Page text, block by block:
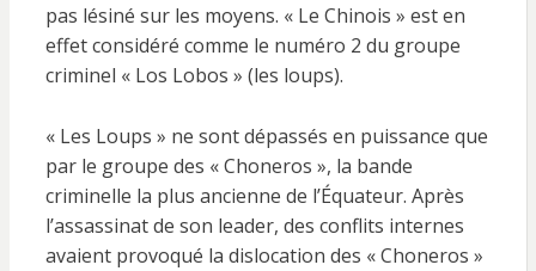
pas lésiné sur les moyens. « Le Chinois » est en
effet considéré comme le numéro 2 du groupe
criminel « Los Lobos » (les loups).
« Les Loups » ne sont dépassés en puissance que
par le groupe des « Choneros », la bande
criminelle la plus ancienne de l’Équateur. Après
l’assassinat de son leader, des conflits internes
avaient provoqué la dislocation des « Choneros »